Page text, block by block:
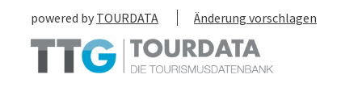
powered by TOURDATA Änderung vorschlagen